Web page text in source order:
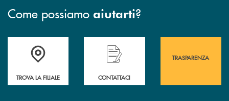
Come possiamo aiutarti?
Accedi all' elenco completo&nbsp; delle&nbsp; filiali&nbsp; di Banca
TROVA LA FILIALE
Hai bisogno di assistenza immediata?
CONTATTACI
TRASPARENZA